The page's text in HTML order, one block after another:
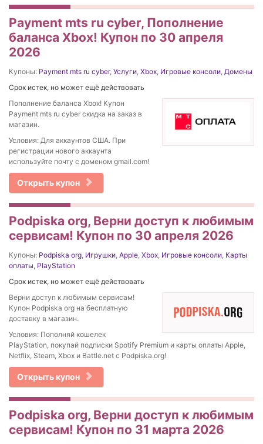
Payment mts ru cyber, Пополнение
баланса Xbox! Купон по 30 апреля
2026
Купоны: Payment mts ru cyber, Услуги, Xbox, Игровые консоли, Домены
Срок истек, но может ещё действовать
Пополнение баланса Xbox! Купон
Payment mts ru cyber скидка на заказ в
магазин.
Условия: Для аккаунтов США. При
регистрации нового аккаунта
используйте почту с доменом gmail.com!
Открыть купон
Podpiska org, Верни доступ к любимым
сервисам! Купон по 30 апреля 2026
Купоны: Podpiska org, Игрушки, Apple, Xbox, Игровые консоли, Карты
оплаты, PlayStation
Срок истек, но может ещё действовать
Верни доступ к любимым сервисам!
Купон Podpiska org на бесплатную
доставку в магазин.
Условия: Пополняй кошелек
PlayStation, покупай подписки Spotify Premium и карты оплаты Apple,
Netflix, Steam, Xbox и Battle.net с Podpiska.org!
Открыть купон
Podpiska org, Верни доступ к любимым
сервисам! Купон по 31 марта 2026